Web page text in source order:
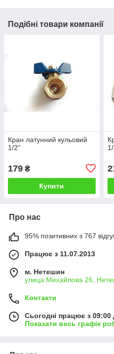
Подібні товари компанії
Кран латунний кульовий
1/2"
179 ₴
Купити
Про нас
95% позитивних з 767
Працює з 11.07.2013
м. Нетешин
улица Михайлова 26,
Контакти
Сьогодні працює з 09:00
Показати весь графік